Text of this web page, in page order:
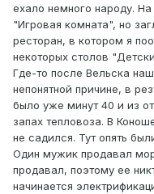
ехало немного народу.
"Игровая комната", но
ресторан, в котором я
некоторых столов
Где-то после Вельска
непонятной причине, в
было уже минут 40 и из
запах тепловоза. В
не садился. Тут опять
Один мужик продавал
продавал, поэтому ее
начинается